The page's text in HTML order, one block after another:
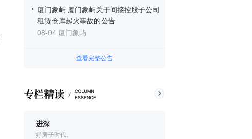
厦门象屿:厦门象屿关于间接控股子公司
租赁仓库起火事故的公告
08-04 厦门象屿
查看完整公告
进深
好房子时代。